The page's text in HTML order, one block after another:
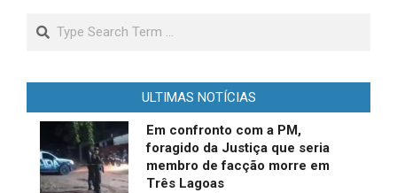
Search
ULTIMAS NOTÍCIAS
Em confronto com a PM,
foragido da Justiça que seria
membro de facção morre em
Três Lagoas